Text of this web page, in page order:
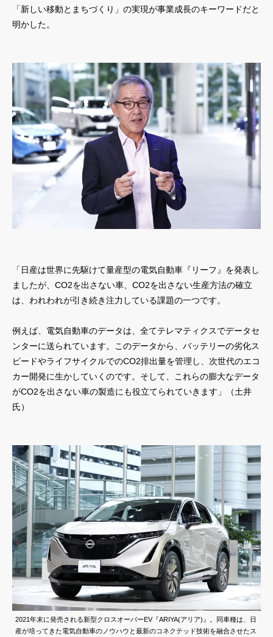
「新しい移動とまちづくり」の実現が事業成長のキーワードだと
明かした。
「日産は世界に先駆けて量産型の電気自動車『リーフ』を発表し
ましたが、CO2を出さない車、CO2を出さない生産方法の確立
は、われわれが引き続き注力している課題の一つです。
例えば、電気自動車のデータは、全てテレマティクスでデータセ
ンターに送られています。このデータから、バッテリーの劣化ス
ピードやライフサイクルでのCO2排出量を管理し、次世代のエコ
カー開発に生かしていくのです。そして、これらの膨大なデータ
がCO2を出さない車の製造にも役立てられていきます」（土井
氏）
2021年末に発売される新型クロスオーバーEV『ARIYA(アリア)』。同車種は、日
産が培ってきた電気自動車のノウハウと最新のコネクテッド技術を融合させたス